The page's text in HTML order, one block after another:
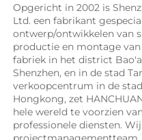
Opgericht in 2002 is
Ltd. een fabrikant
ontwerp/ontwikkelen van
productie en montage
fabriek in het district
Shenzhen, en in de stad
verkoopcentrum in de
Hongkong, zet
hele wereld te voorzien
professionele diensten.